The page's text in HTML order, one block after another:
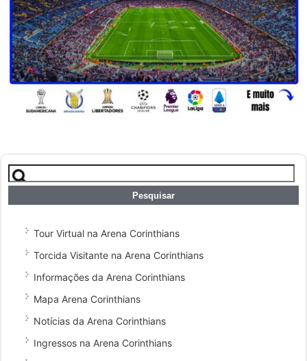
Pesquisar
por:
Tour Virtual na Arena Corinthians
Torcida Visitante na Arena Corinthians
Informações da Arena Corinthians
Mapa Arena Corinthians
Notícias da Arena Corinthians
Ingressos na Arena Corinthians